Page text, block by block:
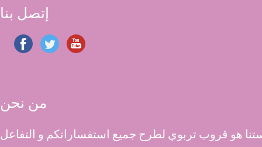
إتصل بنا
من نحن
هو قروب تربوي لطرح جميع استفساراتكم و التفاعل